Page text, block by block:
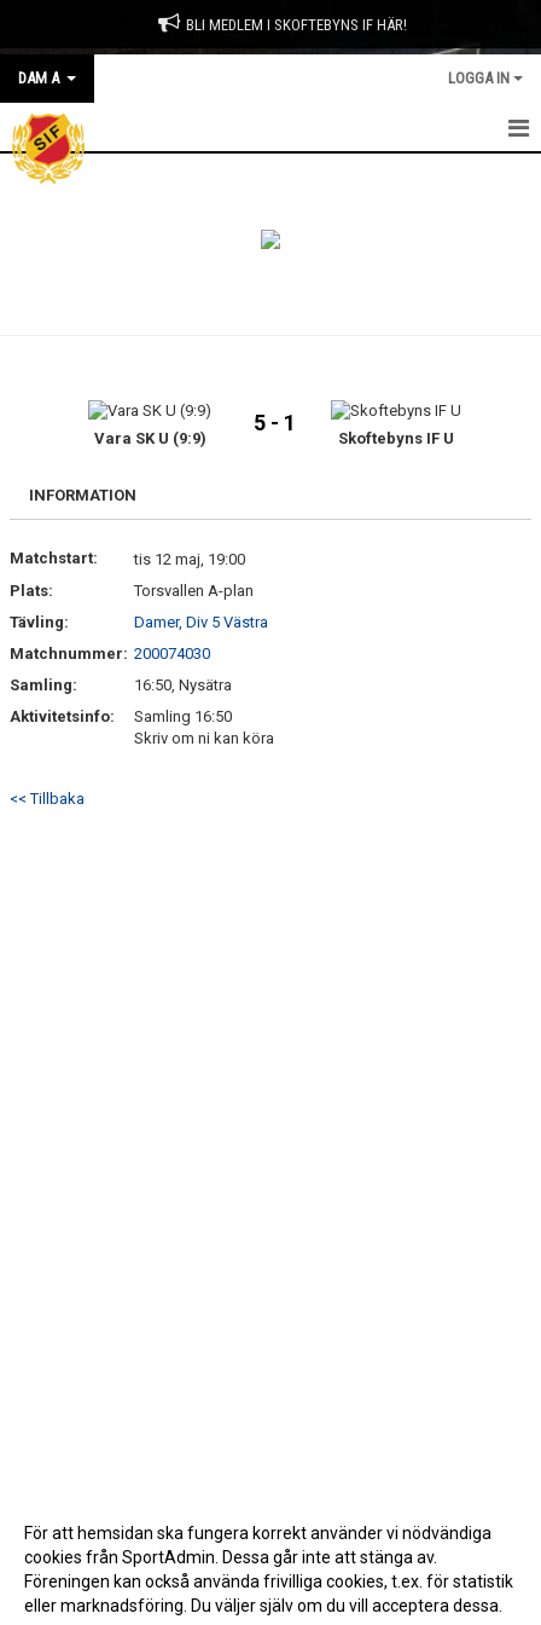
BLI MEDLEM I SKOFTEBYNS IF HÄR!
DAM A LOGGA IN
HEM
BILDGALLERI
DOKUMENT
Vara SK U (9:9)
5 - 1
Skoftebyns IF U
INFORMATION
Matchstart:
tis 12 maj, 19:00
Plats:
Torsvallen A-plan
Tävling:
Damer, Div 5 Västra
Matchnummer: 200074030
Samling:
16:50, Nysätra
Aktivitetsinfo:
Samling 16:50
Skriv om ni kan köra
<< Tillbaka
För att hemsidan ska fungera korrekt använder vi nödvändiga
cookies från SportAdmin. Dessa går inte att stänga av.
Föreningen kan också använda frivilliga cookies, t.ex. för statistik
eller marknadsföring. Du väljer själv om du vill acceptera dessa.